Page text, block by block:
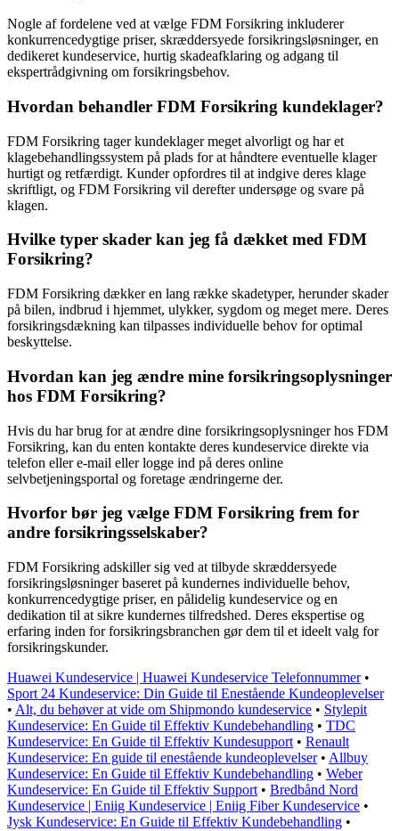
Nogle af fordelene ved at vælge FDM Forsikring inkluderer
konkurrencedygtige priser, skræddersyede forsikringsløsninger, en
dedikeret kundeservice, hurtig skadeafklaring og adgang til
ekspertrådgivning om forsikringsbehov.
Hvordan behandler FDM Forsikring kundeklager?
FDM Forsikring tager kundeklager meget alvorligt og har et
klagebehandlingssystem på plads for at håndtere eventuelle klager
hurtigt og retfærdigt. Kunder opfordres til at indgive deres klage
skriftligt, og FDM Forsikring vil derefter undersøge og svare på
klagen.
Hvilke typer skader kan jeg få dækket med FDM
Forsikring?
FDM Forsikring dækker en lang række skadetyper, herunder skader
på bilen, indbrud i hjemmet, ulykker, sygdom og meget mere. Deres
forsikringsdækning kan tilpasses individuelle behov for optimal
beskyttelse.
Hvordan kan jeg ændre mine forsikringsoplysninger
hos FDM Forsikring?
Hvis du har brug for at ændre dine forsikringsoplysninger hos FDM
Forsikring, kan du enten kontakte deres kundeservice direkte via
telefon eller e-mail eller logge ind på deres online
selvbetjeningsportal og foretage ændringerne der.
Hvorfor bør jeg vælge FDM Forsikring frem for
andre forsikringsselskaber?
FDM Forsikring adskiller sig ved at tilbyde skræddersyede
forsikringsløsninger baseret på kundernes individuelle behov,
konkurrencedygtige priser, en pålidelig kundeservice og en
dedikation til at sikre kundernes tilfredshed. Deres ekspertise og
erfaring inden for forsikringsbranchen gør dem til et ideelt valg for
forsikringskunder.
Huawei Kundeservice | Huawei Kundeservice Telefonnummer•
Sport 24 Kundeservice: Din Guide til Enestående Kundeoplevelser
• Alt, du behøver at vide om Shipmondo kundeservice • Stylepit
Kundeservice: En Guide til Effektiv Kundebehandling • TDC
Kundeservice: En Guide til Effektiv Kundesupport • Renault
Kundeservice: En guide til enestående kundeoplevelser• Allbuy
Kundeservice: En Guide til Effektiv Kundebehandling • Weber
Kundeservice: En Guide til Effektiv Support • Bredbånd Nord
Kundeservice | Eniig Kundeservice | Eniig Fiber Kundeservice •
Jysk Kundeservice: En Guide til Effektiv Kundebehandling •